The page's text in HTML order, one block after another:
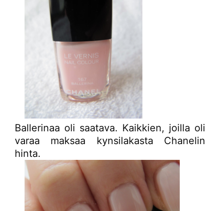
Ballerinaa oli saatava. Kaikkien, joilla oli
varaa maksaa kynsilakasta Chanelin
hinta.